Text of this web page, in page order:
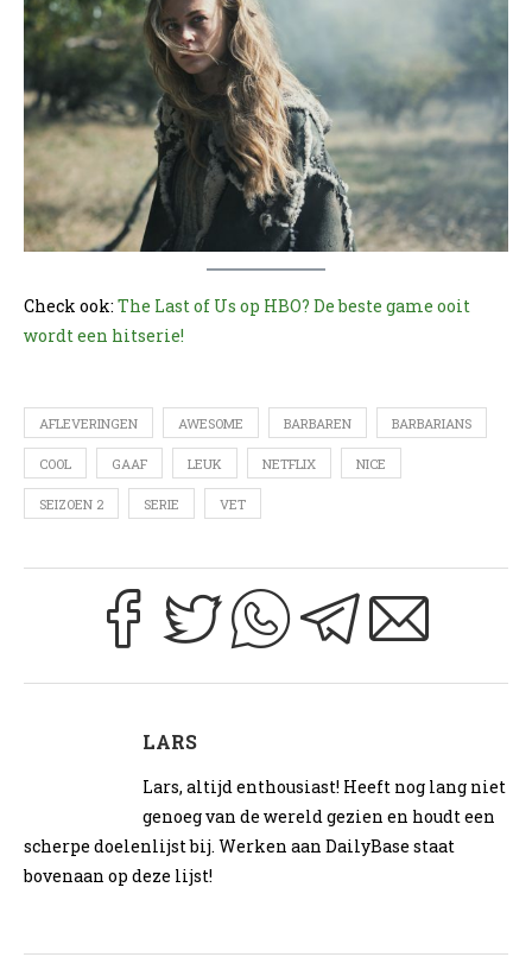
Check ook: The Last of Us op HBO? De beste game ooit
wordt een hitserie!
AFLEVERINGEN AWESOME BARBAREN BARBARIANS
COOL GAAF LEUK NETFLIX NICE
SEIZOEN 2 SERIE VET
LARS
Lars, altijd enthousiast! Heeft nog lang niet
genoeg van de wereld gezien en houdt een
scherpe doelenlijst bij. Werken aan DailyBase staat
bovenaan op deze lijst!